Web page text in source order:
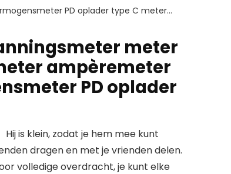
PD oplader type C meter…
meter
ampèremeter
PD oplader
is klein, zodat je hem mee kunt
dragen en met je vrienden delen.
volledige overdracht, je kunt elke